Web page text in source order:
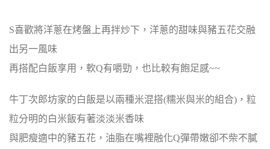
S喜歡將洋蔥在烤盤上再拌炒下，洋蔥的甜味與豬五花交融
出另一風味
再搭配白飯享用，軟Q有嚼勁，也比較有飽足感~~
牛丁次郎坊家的白飯是以兩種米混搭(糯米與米的組合)，粒
粒分明的白米飯有著淡淡米香味
與肥瘦適中的豬五花，油脂在嘴裡融化Q彈帶嫩卻不柴不膩